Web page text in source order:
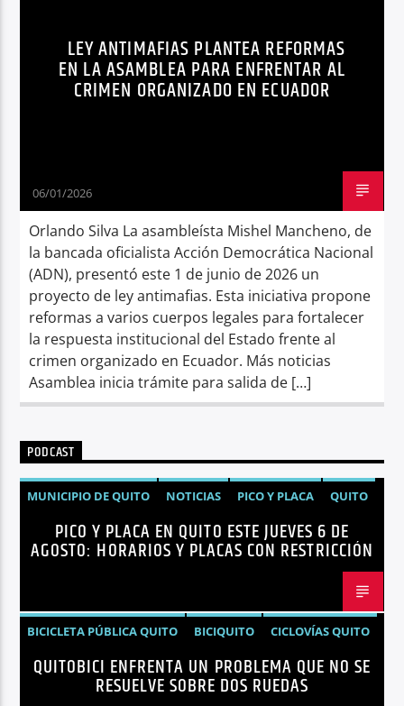
Radio hola
LEY ANTIMAFIAS PLANTEA REFORMAS
EN LA ASAMBLEA PARA ENFRENTAR AL
CRIMEN ORGANIZADO EN ECUADOR
06/01/2026
Orlando Silva La asambleísta Mishel Mancheno, de
la bancada oficialista Acción Democrática Nacional
(ADN), presentó este 1 de junio de 2026 un
proyecto de ley antimafias. Esta iniciativa propone
reformas a varios cuerpos legales para fortalecer
la respuesta institucional del Estado frente al
crimen organizado en Ecuador. Más noticias
Asamblea inicia trámite para salida de […]
PODCAST
MUNICIPIO DE QUITO NOTICIAS PICO Y PLACA QUITO
PICO Y PLACA EN QUITO ESTE JUEVES 6 DE
AGOSTO: HORARIOS Y PLACAS CON RESTRICCIÓN
BICICLETA PÚBLICA QUITO BICIQUITO
CICLOVÍAS QUITO
EDITORIAL
METRO DE QUITO BICICLETA
MOVILIDAD ACTIVA QUITO
MOVILIDAD SOSTENIBLE QUITO
QUITOBICI ENFRENTA UN PROBLEMA QUE NO SE
RESUELVE SOBRE DOS RUEDAS